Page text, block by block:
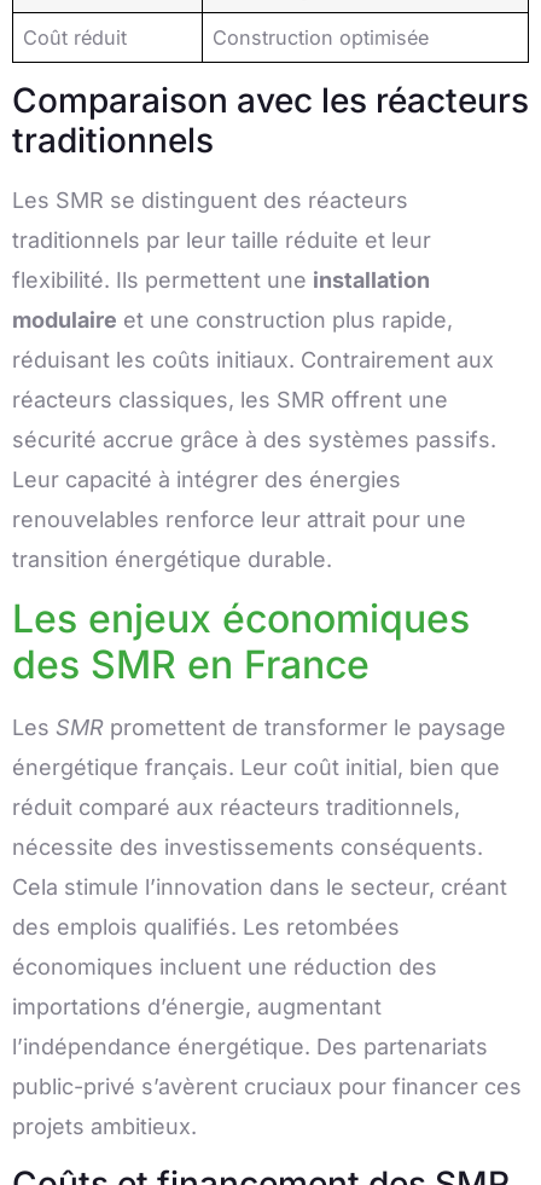
Coût réduit Construction optimisée
Comparaison avec les réacteurs
traditionnels
Les SMR se distinguent des réacteurs
traditionnels par leur taille réduite et leur
flexibilité. Ils permettent une installation
modulaire et une construction plus rapide,
réduisant les coûts initiaux. Contrairement aux
réacteurs classiques, les SMR offrent une
sécurité accrue grâce à des systèmes passifs.
Leur capacité à intégrer des énergies
renouvelables renforce leur attrait pour une
transition énergétique durable.
Les enjeux économiques
des SMR en France
Les SMR promettent de transformer le paysage
énergétique français. Leur coût initial, bien que
réduit comparé aux réacteurs traditionnels,
nécessite des investissements conséquents.
Cela stimule l’innovation dans le secteur, créant
des emplois qualifiés. Les retombées
économiques incluent une réduction des
importations d’énergie, augmentant
l’indépendance énergétique. Des partenariats
public-privé s’avèrent cruciaux pour financer ces
projets ambitieux.